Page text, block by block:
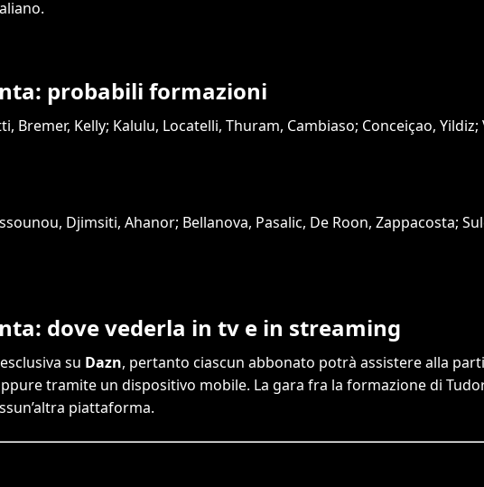
probabili formazioni
Bremer, Kelly; Kalulu, Locatelli, Thuram, Cambiaso; Conceiçao, Yildiz;
Djimsiti, Ahanor; Bellanova, Pasalic, De Roon, Zappacosta;
dove vederla in tv e in streaming
su Dazn, pertanto ciascun abbonato potrà assistere alla
tramite un dispositivo mobile. La gara fra la formazione di
piattaforma.